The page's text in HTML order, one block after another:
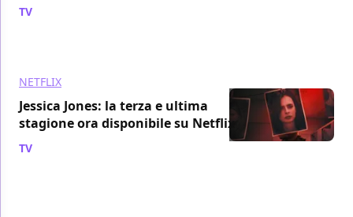
TV
NETFLIX
Jessica Jones: la terza e ultima
stagione ora disponibile su Netflix
TV